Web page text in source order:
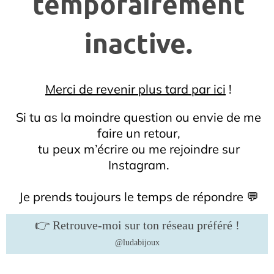
inactive.
Merci de revenir plus tard par ici !
Si tu as la moindre question ou envie de me
faire un retour,
tu peux m’écrire ou me rejoindre sur
Instagram.
Je prends toujours le temps de répondre 💬
👉 Retrouve-moi sur ton réseau préféré !
@ludabijoux